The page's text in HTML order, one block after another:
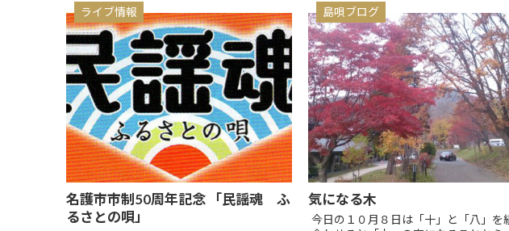
ライブ情報
名護市市制50周年記念 「民謡魂 ふ
るさとの唄」
島唄ブログ
気になる木
今日の１０月８日は「十」と「八」を